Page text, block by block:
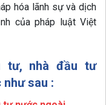
hóa lãnh sự và dịch
của pháp luật Việt
tư, nhà đầu tư
sau :